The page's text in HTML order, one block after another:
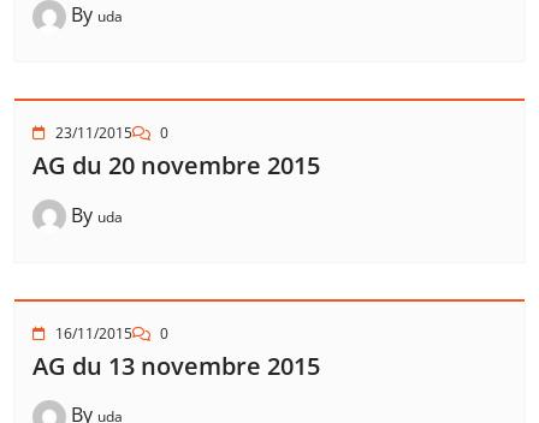
By uda
23/11/2015 0
AG du 20 novembre 2015
By uda
16/11/2015 0
AG du 13 novembre 2015
By uda